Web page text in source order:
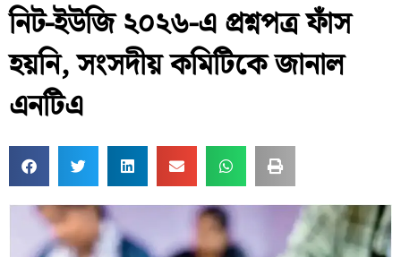
ফুল চাষ ফল চাষ মাছ চাষউত্তর ২৪ পরগনা
নিট-ইউজি ২০২৬-এ প্রশ্নপত্র ফাঁস
হয়নি, সংসদীয় কমিটিকে জানাল
এনটিএ